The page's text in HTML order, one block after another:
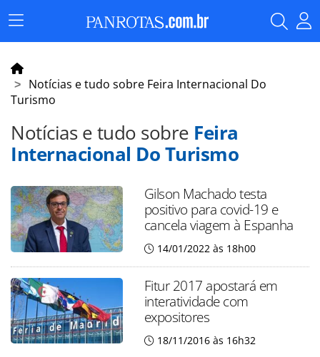
Menu
Principal
Notícias e tudo sobre Feira Internacional Do
Turismo
Notícias e tudo sobre Feira
Internacional Do Turismo
Gilson Machado testa
positivo para covid-19 e
cancela viagem à Espanha
14/01/2022 às 18h00
Fitur 2017 apostará em
interatividade com
expositores
18/11/2016 às 16h32